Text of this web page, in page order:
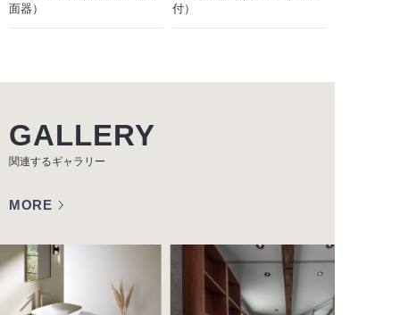
面器）
付）
GALLERY
関連するギャラリー
MORE